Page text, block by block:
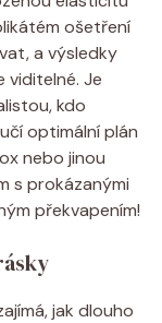
ošetření
a výsledky‍
viditelné. ​Je
kdo
optimální plán
nebo jinou
s prokázanými
překvapením!
jak ⁢dlouho